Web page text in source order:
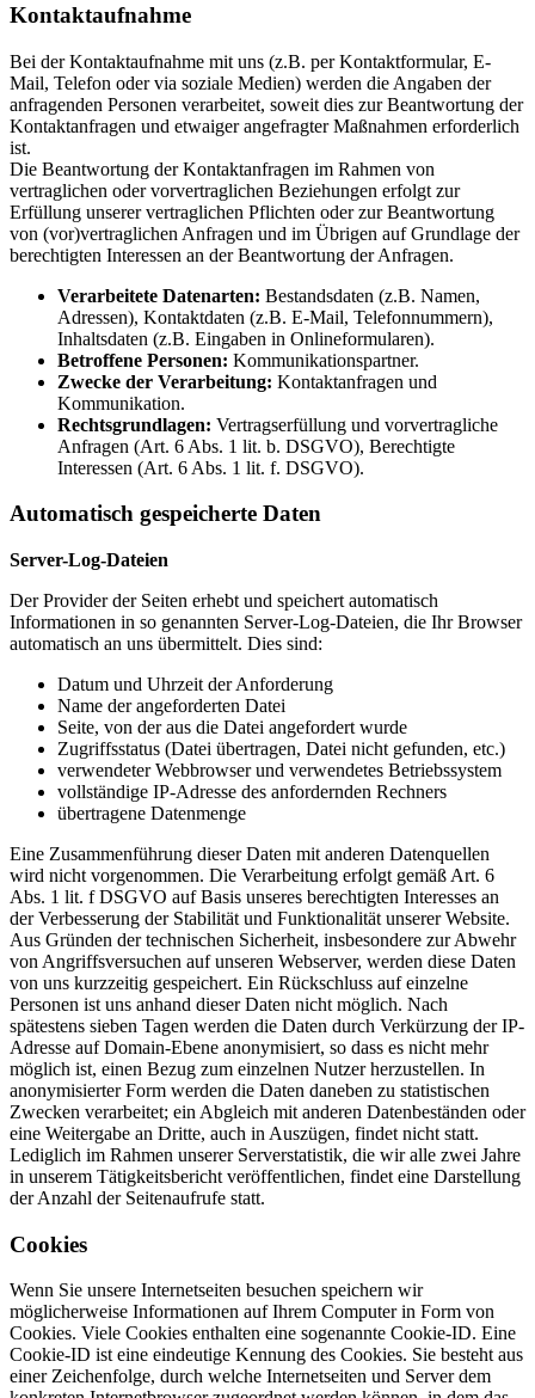
Kontaktaufnahme
Bei der Kontaktaufnahme mit uns (z.B. per Kontaktformular, E-
Mail, Telefon oder via soziale Medien) werden die Angaben der
anfragenden Personen verarbeitet, soweit dies zur Beantwortung der
Kontaktanfragen und etwaiger angefragter Maßnahmen erforderlich
ist.
Die Beantwortung der Kontaktanfragen im Rahmen von
vertraglichen oder vorvertraglichen Beziehungen erfolgt zur
Erfüllung unserer vertraglichen Pflichten oder zur Beantwortung
von (vor)vertraglichen Anfragen und im Übrigen auf Grundlage der
berechtigten Interessen an der Beantwortung der Anfragen.
Verarbeitete Datenarten: Bestandsdaten (z.B. Namen,
Adressen), Kontaktdaten (z.B. E-Mail, Telefonnummern),
Inhaltsdaten (z.B. Eingaben in Onlineformularen).
Betroffene Personen: Kommunikationspartner.
Zwecke der Verarbeitung: Kontaktanfragen und
Kommunikation.
Rechtsgrundlagen: Vertragserfüllung und vorvertragliche
Anfragen (Art. 6 Abs. 1 lit. b. DSGVO), Berechtigte
Interessen (Art. 6 Abs. 1 lit. f. DSGVO).
Automatisch gespeicherte Daten
Server-Log-Dateien
Der Provider der Seiten erhebt und speichert automatisch
Informationen in so genannten Server-Log-Dateien, die Ihr Browser
automatisch an uns übermittelt. Dies sind:
Datum und Uhrzeit der Anforderung
Name der angeforderten Datei
Seite, von der aus die Datei angefordert wurde
Zugriffsstatus (Datei übertragen, Datei nicht gefunden, etc.)
verwendeter Webbrowser und verwendetes Betriebssystem
vollständige IP-Adresse des anfordernden Rechners
übertragene Datenmenge
Eine Zusammenführung dieser Daten mit anderen Datenquellen
wird nicht vorgenommen. Die Verarbeitung erfolgt gemäß Art. 6
Abs. 1 lit. f DSGVO auf Basis unseres berechtigten Interesses an
der Verbesserung der Stabilität und Funktionalität unserer Website.
Aus Gründen der technischen Sicherheit, insbesondere zur Abwehr
von Angriffsversuchen auf unseren Webserver, werden diese Daten
von uns kurzzeitig gespeichert. Ein Rückschluss auf einzelne
Personen ist uns anhand dieser Daten nicht möglich. Nach
spätestens sieben Tagen werden die Daten durch Verkürzung der IP-
Adresse auf Domain-Ebene anonymisiert, so dass es nicht mehr
möglich ist, einen Bezug zum einzelnen Nutzer herzustellen. In
anonymisierter Form werden die Daten daneben zu statistischen
Zwecken verarbeitet; ein Abgleich mit anderen Datenbeständen oder
eine Weitergabe an Dritte, auch in Auszügen, findet nicht statt.
Lediglich im Rahmen unserer Serverstatistik, die wir alle zwei Jahre
in unserem Tätigkeitsbericht veröffentlichen, findet eine Darstellung
der Anzahl der Seitenaufrufe statt.
Cookies
Wenn Sie unsere Internetseiten besuchen speichern wir
möglicherweise Informationen auf Ihrem Computer in Form von
Cookies. Viele Cookies enthalten eine sogenannte Cookie-ID. Eine
Cookie-ID ist eine eindeutige Kennung des Cookies. Sie besteht aus
einer Zeichenfolge, durch welche Internetseiten und Server dem